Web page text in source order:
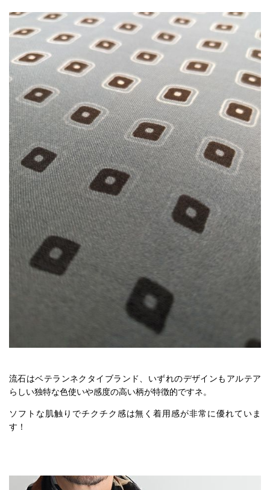
流石はベテランネクタイブランド、いずれのデザインもアルテア
らしい独特な色使いや感度の高い柄が特徴的ですネ。
ソフトな肌触りでチクチク感は無く着用感が非常に優れていま
す！